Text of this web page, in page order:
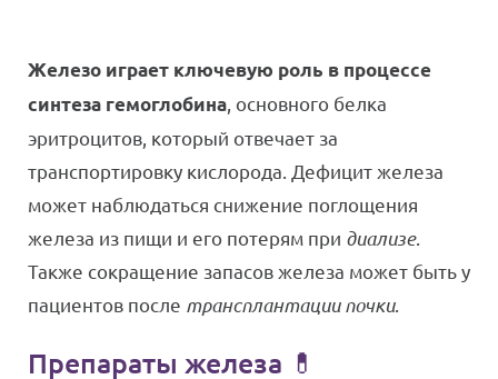
Железо играет ключевую роль в процессе
синтеза гемоглобина, основного белка
эритроцитов, который отвечает за
транспортировку кислорода. Дефицит железа
может наблюдаться снижение поглощения
железа из пищи и его потерям при диализе.
Также сокращение запасов железа может быть у
пациентов после трансплантации почки.
Препараты железа 💊